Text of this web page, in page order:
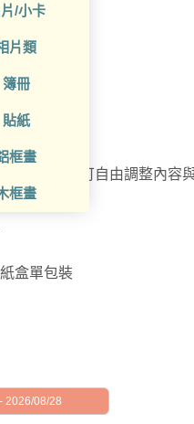
/小卡
片類
簿冊
貼紙
框畫
框畫
陶瓷杯墊，可自由調整內容
盒單包裝
2026/08/28